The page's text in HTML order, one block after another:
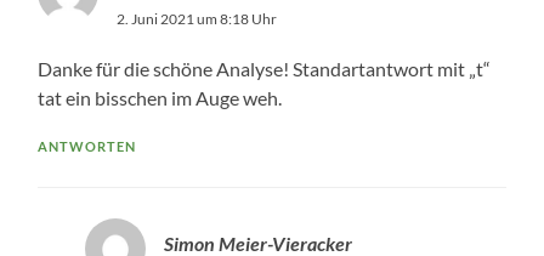
2. Juni 2021 um 8:18 Uhr
Danke für die schöne Analyse! Standartantwort mit „t“
tat ein bisschen im Auge weh.
ANTWORTEN
Simon Meier-Vieracker